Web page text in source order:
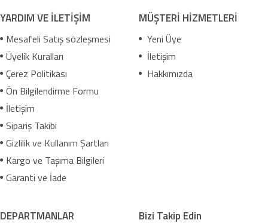
YARDIM VE İLETİŞİM
Mesafeli Satış sözleşmesi
Üyelik Kuralları
Çerez Politikası
Ön Bilgilendirme Formu
İletişim
Sipariş Takibi
Gizlilik ve Kullanım Şartları
Kargo ve Taşıma Bilgileri
Garanti ve İade
MÜŞTERİ HİZMETLERİ
Yeni Üye
İletişim
Hakkımızda
DEPARTMANLAR Bizi Takip Edin